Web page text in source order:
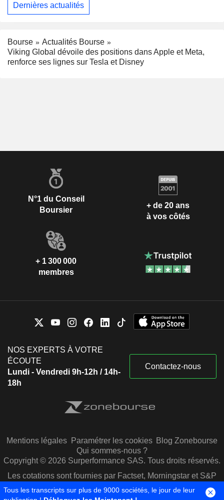
Dernières actualités
Bourse
Actualités Bourse
Viking Global dévoile des positions dans Apple et Meta,
renforce ses lignes sur Tesla et Disney
N°1 du Conseil
Boursier
+ de 20 ans
à vos côtés
+ 1 300 000
membres
NOS EXPERTS À VOTRE
ÉCOUTE
Lundi - Vendredi 9h-12h / 14h-
18h
Contactez-nous
Mentions légales Paramétrer les cookies Blog Zonebourse
Qui sommes-nous ?
Copyright © 2026 Surperformance SAS. Tous droits réservés.
Les cotations sont fournies par Factset, Morningstar et S&P
Capital IQ
Tous les transcripts sur plus de 9000 sociétés, le jour de leur